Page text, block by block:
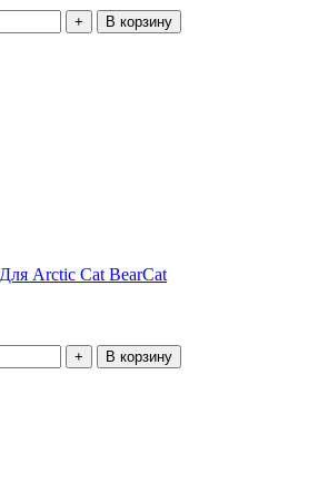
В корзину
Arctic Cat BearCat
В корзину